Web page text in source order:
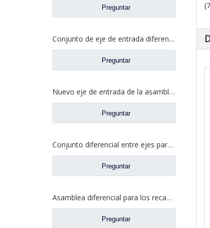
Preguntar
Conjunto de eje de entrada diferencial para Shacman Delong Truck Auto Repuestos Shacman Delong HD469-2510011
Preguntar
Nuevo eje de entrada de la asamblea diferencial para los recambios 42119549 5801606629 del camión del eje de Saic Hongyan H8B
Preguntar
Conjunto diferencial entre ejes para Faw Jiefang A6E Truck Spare Prats 2507057-A6E/A
Preguntar
Asamblea diferencial para los recambios autos DZ9114320706 del camión de Shacman Aolong
Preguntar